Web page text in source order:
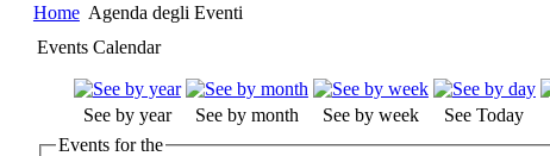
Home Agenda degli Eventi
Events Calendar
See by year See by month See by week See Today
Events for the